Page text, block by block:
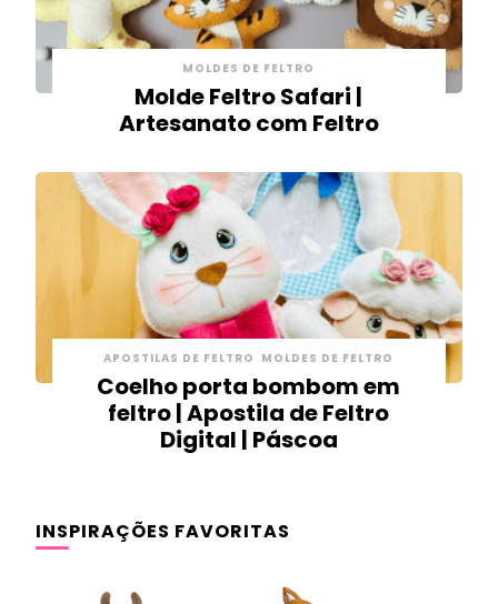
MOLDES DE FELTRO
Molde Feltro Safari |
Artesanato com Feltro
APOSTILAS DE FELTRO MOLDES DE FELTRO
Coelho porta bombom em
feltro | Apostila de Feltro
Digital | Páscoa
INSPIRAÇÕES FAVORITAS